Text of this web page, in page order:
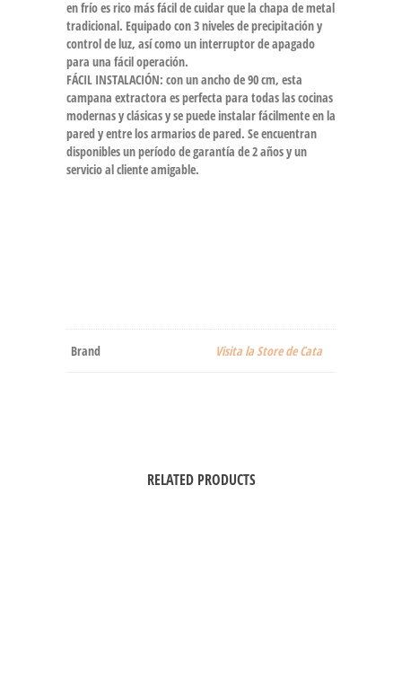
en frío es rico más fácil de cuidar que la chapa de metal
tradicional. Equipado con 3 niveles de precipitación y
control de luz, así como un interruptor de apagado
para una fácil operación.
FÁCIL INSTALACIÓN: con un ancho de 90 cm, esta
campana extractora es perfecta para todas las cocinas
modernas y clásicas y se puede instalar fácilmente en la
pared y entre los armarios de pared. Se encuentran
disponibles un período de garantía de 2 años y un
servicio al cliente amigable.
Brand Visita la Store de Cata
RELATED PRODUCTS